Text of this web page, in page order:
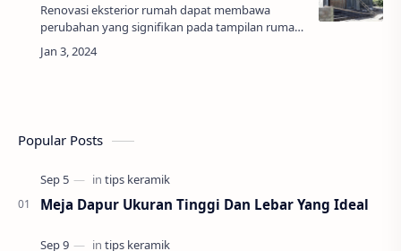
Renovasi eksterior rumah dapat membawa
perubahan yang signifikan pada tampilan rumah,
memberikan kesan yang lebih segar, modern, dan
meningkatkan nilai estetika. Selain itu, renova…
Popular Posts
Meja Dapur Ukuran Tinggi Dan Lebar Yang Ideal